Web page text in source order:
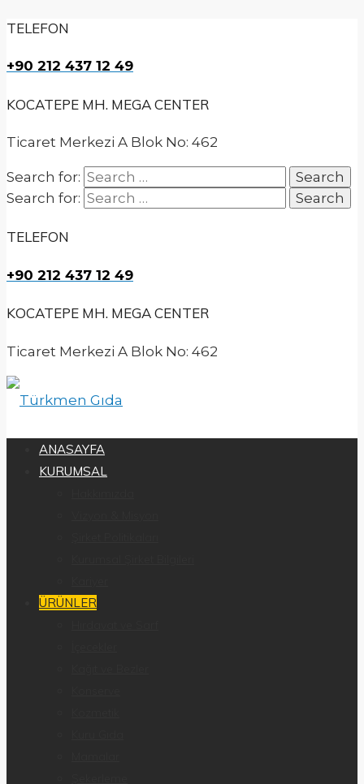
TELEFON
+90 212 437 12 49
KOCATEPE MH. MEGA CENTER
Ticaret Merkezi A Blok No: 462
Search for:
Search for:
TELEFON
+90 212 437 12 49
KOCATEPE MH. MEGA CENTER
Ticaret Merkezi A Blok No: 462
ANASAYFA
KURUMSAL
ÜRÜNLER